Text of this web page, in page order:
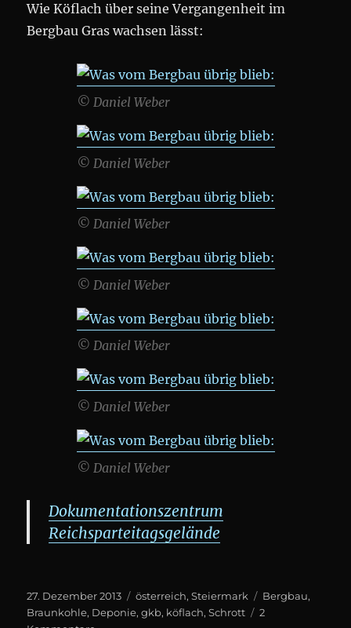
Wie Köflach über seine Vergangenheit im
Bergbau Gras wachsen lässt:
© Daniel Weber
© Daniel Weber
© Daniel Weber
© Daniel Weber
© Daniel Weber
© Daniel Weber
© Daniel Weber
Dokumentationszentrum
Reichsparteitagsgelände
Posted
on
27. Dezember 2013 Categories
österreich,Steiermark Tags
Bergbau,
Braunkohle, Deponie,gkb, köflach,Schrott
2